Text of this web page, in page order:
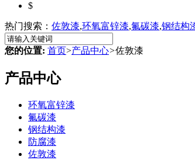
$
热门搜索： 佐敦漆,环氧富锌漆,氟碳漆,钢结构
您的位置: 首页>产品中心>佐敦漆
产品中心
环氧富锌漆
氟碳漆
钢结构漆
防腐漆
佐敦漆